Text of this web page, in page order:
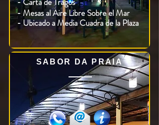
-Mesas al Aire Libre Sobre el Mar
- Ubicado a Media Cuadra de la Plaza
SABOR DA PRAIA